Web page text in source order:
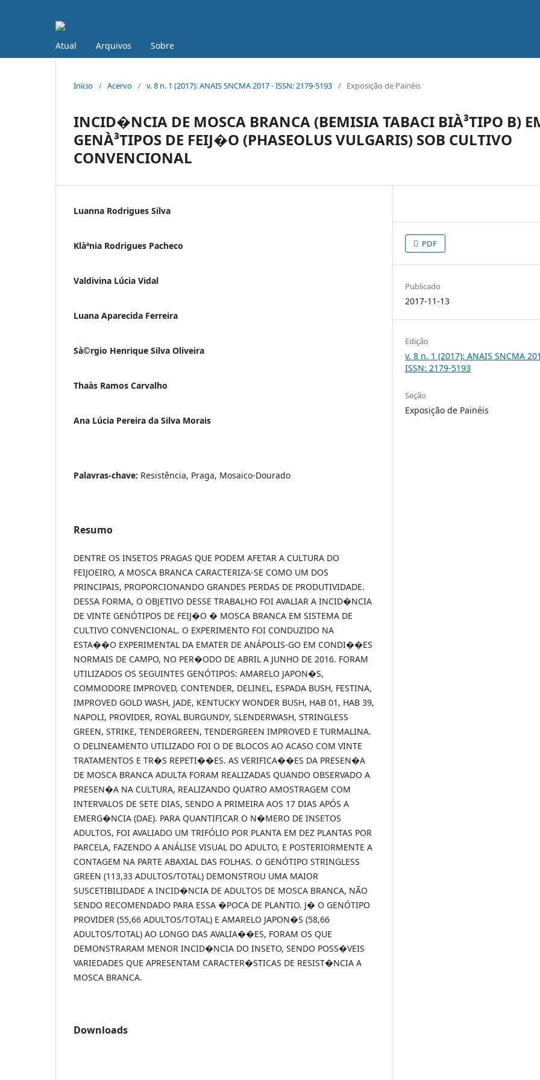
Atual Arquivos Sobre
Início / Acervo / v. 8 n. 1 (2017): ANAIS SNCMA 2017 - ISSN: 2179-5193 / Exposição de Painéis
INCID�NCIA DE MOSCA BRANCA (BEMISIA TABACI BIÀ³TIPO B)
GENÀ³TIPOS DE FEIJ�O (PHASEOLUS VULGARIS) SOB CULTIVO
CONVENCIONAL
Luanna Rodrigues Silva
Klàªnia Rodrigues Pacheco
Valdivina Lúcia Vidal
Luana Aparecida Ferreira
Sà©rgio Henrique Silva Oliveira
Thaà­s Ramos Carvalho
Ana Lúcia Pereira da Silva Morais
Palavras-chave: Resistência, Praga, Mosaico-Dourado
Resumo
DENTRE OS INSETOS PRAGAS QUE PODEM AFETAR A CULTURA DO
FEIJOEIRO, A MOSCA BRANCA CARACTERIZA-SE COMO UM DOS
PRINCIPAIS, PROPORCIONANDO GRANDES PERDAS DE PRODUTIVIDADE.
DESSA FORMA, O OBJETIVO DESSE TRABALHO FOI AVALIAR A INCID�NCIA
DE VINTE GENÓTIPOS DE FEIJ�O � MOSCA BRANCA EM SISTEMA DE
CULTIVO CONVENCIONAL. O EXPERIMENTO FOI CONDUZIDO NA
ESTA��O EXPERIMENTAL DA EMATER DE ANÁPOLIS-GO EM CONDI��ES
NORMAIS DE CAMPO, NO PER�ODO DE ABRIL A JUNHO DE 2016. FORAM
UTILIZADOS OS SEGUINTES GENÓTIPOS: AMARELO JAPON�S,
COMMODORE IMPROVED, CONTENDER, DELINEL, ESPADA BUSH, FESTINA,
IMPROVED GOLD WASH, JADE, KENTUCKY WONDER BUSH, HAB 01, HAB 39,
NAPOLI, PROVIDER, ROYAL BURGUNDY, SLENDERWASH, STRINGLESS
GREEN, STRIKE, TENDERGREEN, TENDERGREEN IMPROVED E TURMALINA.
O DELINEAMENTO UTILIZADO FOI O DE BLOCOS AO ACASO COM VINTE
TRATAMENTOS E TR�S REPETI��ES. AS VERIFICA��ES DA PRESEN�A
DE MOSCA BRANCA ADULTA FORAM REALIZADAS QUANDO OBSERVADO A
PRESEN�A NA CULTURA, REALIZANDO QUATRO AMOSTRAGEM COM
INTERVALOS DE SETE DIAS, SENDO A PRIMEIRA AOS 17 DIAS APÓS A
EMERG�NCIA (DAE). PARA QUANTIFICAR O N�MERO DE INSETOS
ADULTOS, FOI AVALIADO UM TRIFÓLIO POR PLANTA EM DEZ PLANTAS POR
PARCELA, FAZENDO A ANÁLISE VISUAL DO ADULTO, E POSTERIORMENTE A
CONTAGEM NA PARTE ABAXIAL DAS FOLHAS. O GENÓTIPO STRINGLESS
GREEN (113,33 ADULTOS/TOTAL) DEMONSTROU UMA MAIOR
SUSCETIBILIDADE A INCID�NCIA DE ADULTOS DE MOSCA BRANCA, NÃO
SENDO RECOMENDADO PARA ESSA �POCA DE PLANTIO. J� O GENÓTIPO
PROVIDER (55,66 ADULTOS/TOTAL) E AMARELO JAPON�S (58,66
ADULTOS/TOTAL) AO LONGO DAS AVALIA��ES, FORAM OS QUE
DEMONSTRARAM MENOR INCID�NCIA DO INSETO, SENDO POSS�VEIS
VARIEDADES QUE APRESENTAM CARACTER�STICAS DE RESIST�NCIA A
MOSCA BRANCA.
Downloads
PDF
Publicado
2017-11-13
Edição
v. 8 n. 1 (2017): ANAIS SNCMA
ISSN: 2179-5193
Seção
Exposição de Painéis